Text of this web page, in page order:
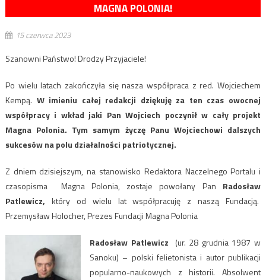
MAGNA POLONIA!
15 czerwca 2023
Szanowni Państwo!Drodzy Przyjaciele!
Po wielu latach zakończyła się nasza współpraca z red. Wojciechem
Kempą. W imieniu całej redakcji dziękuję za ten czas owocnej
współpracy i wkład jaki Pan Wojciech poczynił w cały projekt
Magna Polonia. Tym samym życzę Panu Wojciechowi dalszych
sukcesów na polu działalności patriotycznej.
Z dniem dzisiejszym, na stanowisko Redaktora Naczelnego Portalu i
czasopisma Magna Polonia, zostaje powołany Pan Radosław
Patlewicz, który od wielu lat współpracuję z naszą Fundacją.
Przemysław Holocher, Prezes Fundacji Magna Polonia
Radosław Patlewicz
(ur. 28 grudnia 1987 w
Sanoku) – polski felietonista i autor publikacji
popularno-naukowych z historii. Absolwent